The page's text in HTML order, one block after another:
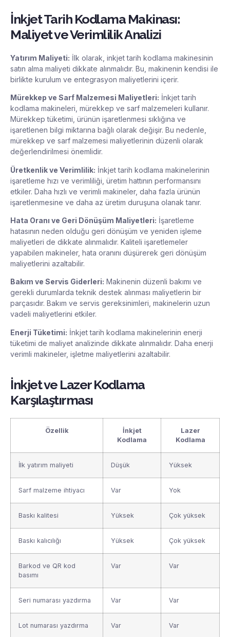
İnkjet Tarih Kodlama Makinası:
Maliyet ve Verimlilik Analizi
Yatırım Maliyeti: İlk olarak, inkjet tarih kodlama makinesinin
satın alma maliyeti dikkate alınmalıdır. Bu, makinenin kendisi ile
birlikte kurulum ve entegrasyon maliyetlerini içerir.
Mürekkep ve Sarf Malzemesi Maliyetleri: İnkjet tarih
kodlama makineleri, mürekkep ve sarf malzemeleri kullanır.
Mürekkep tüketimi, ürünün işaretlenmesi sıklığına ve
işaretlenen bilgi miktarına bağlı olarak değişir. Bu nedenle,
mürekkep ve sarf malzemesi maliyetlerinin düzenli olarak
değerlendirilmesi önemlidir.
Üretkenlik ve Verimlilik: İnkjet tarih kodlama makinelerinin
işaretleme hızı ve verimliliği, üretim hattının performansını
etkiler. Daha hızlı ve verimli makineler, daha fazla ürünün
işaretlenmesine ve daha az üretim duruşuna olanak tanır.
Hata Oranı ve Geri Dönüşüm Maliyetleri: İşaretleme
hatasının neden olduğu geri dönüşüm ve yeniden işleme
maliyetleri de dikkate alınmalıdır. Kaliteli işaretlemeler
yapabilen makineler, hata oranını düşürerek geri dönüşüm
maliyetlerini azaltabilir.
Bakım ve Servis Giderleri: Makinenin düzenli bakımı ve
gerekli durumlarda teknik destek alınması maliyetlerin bir
parçasıdır. Bakım ve servis gereksinimleri, makinelerin uzun
vadeli maliyetlerini etkiler.
Enerji Tüketimi: İnkjet tarih kodlama makinelerinin enerji
tüketimi de maliyet analizinde dikkate alınmalıdır. Daha enerji
verimli makineler, işletme maliyetlerini azaltabilir.
İnkjet ve Lazer Kodlama
Karşılaştırması
Özellik
İnkjet
Kodlama
Lazer
Kodlama
İlk yatırım maliyeti Düşük Yüksek
Sarf malzeme ihtiyacı Var Yok
Baskı kalitesi Yüksek Çok yüksek
Baskı kalıcılığı Yüksek Çok yüksek
Barkod ve QR kod
basımı
Var Var
Seri numarası yazdırma Var Var
Lot numarası yazdırma Var Var